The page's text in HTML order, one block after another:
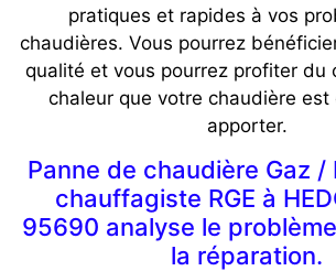
pratiques et rapides à vos
chaudières. Vous pourrez
qualité et vous pourrez profiter du
chaleur que votre chaudière est
apporter.
Panne de chaudière Gaz /
chauffagiste RGE à
95690 analyse le
la réparation.